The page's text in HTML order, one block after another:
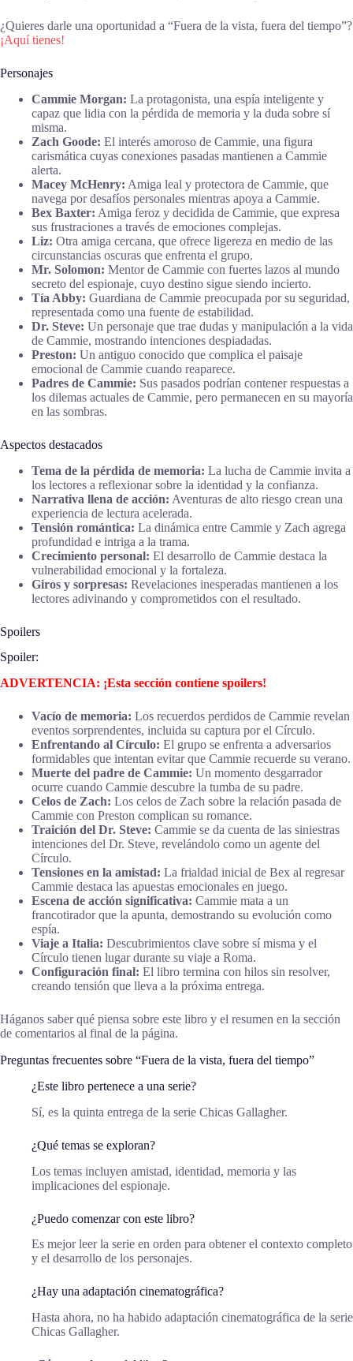
¿Quieres darle una oportunidad a “Fuera de la vista, fuera del tiempo”?
¡Aquí tienes!
Personajes
Cammie Morgan: La protagonista, una espía inteligente y
capaz que lidia con la pérdida de memoria y la duda sobre sí
misma.
Zach Goode: El interés amoroso de Cammie, una figura
carismática cuyas conexiones pasadas mantienen a Cammie
alerta.
Macey McHenry: Amiga leal y protectora de Cammie, que
navega por desafíos personales mientras apoya a Cammie.
Bex Baxter: Amiga feroz y decidida de Cammie, que expresa
sus frustraciones a través de emociones complejas.
Liz: Otra amiga cercana, que ofrece ligereza en medio de las
circunstancias oscuras que enfrenta el grupo.
Mr. Solomon: Mentor de Cammie con fuertes lazos al mundo
secreto del espionaje, cuyo destino sigue siendo incierto.
Tía Abby: Guardiana de Cammie preocupada por su seguridad,
representada como una fuente de estabilidad.
Dr. Steve: Un personaje que trae dudas y manipulación a la vida
de Cammie, mostrando intenciones despiadadas.
Preston: Un antiguo conocido que complica el paisaje
emocional de Cammie cuando reaparece.
Padres de Cammie: Sus pasados podrían contener respuestas a
los dilemas actuales de Cammie, pero permanecen en su mayoría
en las sombras.
Aspectos destacados
Tema de la pérdida de memoria: La lucha de Cammie invita a
los lectores a reflexionar sobre la identidad y la confianza.
Narrativa llena de acción: Aventuras de alto riesgo crean una
experiencia de lectura acelerada.
Tensión romántica: La dinámica entre Cammie y Zach agrega
profundidad e intriga a la trama.
Crecimiento personal: El desarrollo de Cammie destaca la
vulnerabilidad emocional y la fortaleza.
Giros y sorpresas: Revelaciones inesperadas mantienen a los
lectores adivinando y comprometidos con el resultado.
Spoilers
Spoiler:
ADVERTENCIA: ¡Esta sección contiene spoilers!
Vacío de memoria: Los recuerdos perdidos de Cammie revelan
eventos sorprendentes, incluida su captura por el Círculo.
Enfrentando al Círculo: El grupo se enfrenta a adversarios
formidables que intentan evitar que Cammie recuerde su verano.
Muerte del padre de Cammie: Un momento desgarrador
ocurre cuando Cammie descubre la tumba de su padre.
Celos de Zach: Los celos de Zach sobre la relación pasada de
Cammie con Preston complican su romance.
Traición del Dr. Steve: Cammie se da cuenta de las siniestras
intenciones del Dr. Steve, revelándolo como un agente del
Círculo.
Tensiones en la amistad: La frialdad inicial de Bex al regresar
Cammie destaca las apuestas emocionales en juego.
Escena de acción significativa: Cammie mata a un
francotirador que la apunta, demostrando su evolución como
espía.
Viaje a Italia: Descubrimientos clave sobre sí misma y el
Círculo tienen lugar durante su viaje a Roma.
Configuración final: El libro termina con hilos sin resolver,
creando tensión que lleva a la próxima entrega.
Háganos saber qué piensa sobre este libro y el resumen en la sección
de comentarios al final de la página.
Preguntas frecuentes sobre “Fuera de la vista, fuera del tiempo”
¿Este libro pertenece a una serie?
Sí, es la quinta entrega de la serie Chicas Gallagher.
¿Qué temas se exploran?
Los temas incluyen amistad, identidad, memoria y las
implicaciones del espionaje.
¿Puedo comenzar con este libro?
Es mejor leer la serie en orden para obtener el contexto completo
y el desarrollo de los personajes.
¿Hay una adaptación cinematográfica?
Hasta ahora, no ha habido adaptación cinematográfica de la serie
Chicas Gallagher.